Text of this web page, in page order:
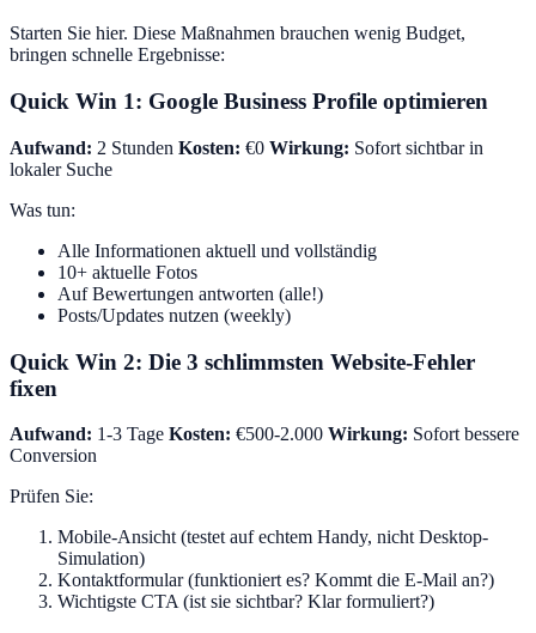
Starten Sie hier. Diese Maßnahmen brauchen wenig Budget,
bringen schnelle Ergebnisse:
Quick Win 1: Google Business Profile optimieren
Aufwand: 2 Stunden Kosten: €0 Wirkung: Sofort sichtbar in
lokaler Suche
Was tun:
Alle Informationen aktuell und vollständig
10+ aktuelle Fotos
Auf Bewertungen antworten (alle!)
Posts/Updates nutzen (weekly)
Quick Win 2: Die 3 schlimmsten Website-Fehler
fixen
Aufwand: 1-3 Tage Kosten: €500-2.000 Wirkung: Sofort bessere
Conversion
Prüfen Sie:
Mobile-Ansicht (testet auf echtem Handy, nicht Desktop-
Simulation)
Kontaktformular (funktioniert es? Kommt die E-Mail an?)
Wichtigste CTA (ist sie sichtbar? Klar formuliert?)